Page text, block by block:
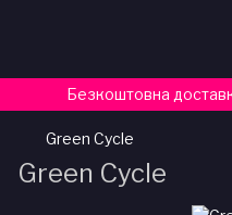
Безкоштовна
Green Cycle
Green Cycle